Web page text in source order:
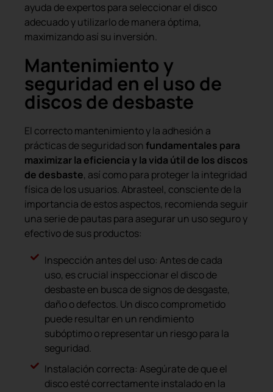
ayuda de expertos para seleccionar el disco
adecuado y utilizarlo de manera óptima,
maximizando así su inversión.
Mantenimiento y
seguridad en el uso de
discos de desbaste
El correcto mantenimiento y la adhesión a
prácticas de seguridad son fundamentales para
maximizar la eficiencia y la vida útil de los discos
de desbaste, así como para proteger la integridad
física de los usuarios. Abrasteel, consciente de la
importancia de estos aspectos, recomienda seguir
una serie de pautas para asegurar un uso seguro y
efectivo de sus productos:
Inspección antes del uso: Antes de cada
uso, es crucial inspeccionar el disco de
desbaste en busca de signos de desgaste,
daño o defectos. Un disco comprometido
puede resultar en un rendimiento
subóptimo o representar un riesgo para la
seguridad.
Instalación correcta: Asegúrate de que el
disco esté correctamente instalado en la